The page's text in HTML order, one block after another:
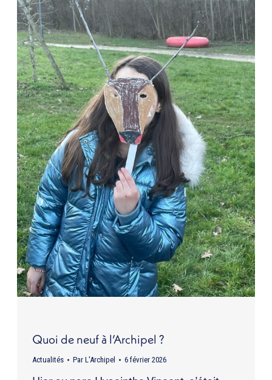
Quoi de neuf à l’Archipel ?
Actualités Par L'Archipel 6 février 2026